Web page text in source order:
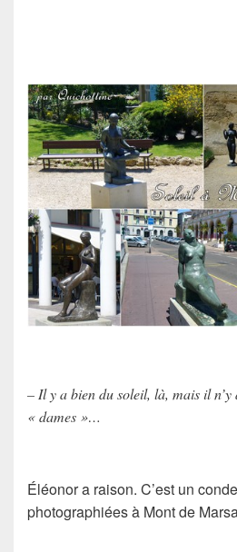
– Il y a bien du soleil, là, mais il n’y
« dames »…
Éléonor a raison. C’est un
photographiées à Mont de